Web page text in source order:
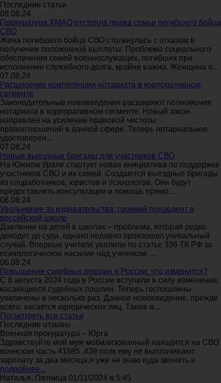
Последние статьи
08.08.24
Прокуратура ХМАО отстояла права семьи погибшего бойца
СВО
Жена погибшего бойца СВО столкнулась с отказом в
получении положенной выплаты. Проблема социального
обеспечения семей военнослужащих, погибших при
исполнении служебного долга, крайне важна. Женщина о...
07.08.24
Расширение компетенции нотариата в корпоративном
сегменте
Законодательные нововведения расширяют полномочия
нотариата в корпоративном сегменте. Новый закон
направлен на усиление правовой чистоты
правоотношений в данной сфере. Теперь нотариальное
удостоверен...
07.08.24
Новые выездные бригады для участников СВО
На Южном Урале стартует новая инициатива по поддержке
участников СВО и их семей. Создаются выездные бригады
из соцработников, юристов и психологов. Они будут
предоставлять консультации и помощь прямо...
06.08.24
Увольнение за издевательства: громкий прецедент в
российской школе
Давление на детей в школах – проблема, которая редко
доходит до суда, однако недавно произошел уникальный
случай. Впервые учителя уволили по статье 336 ТК РФ за
психологическое насилие над учеником. ...
06.08.24
Повышение судебных пошлин в России: что изменится?
С 8 августа 2024 года в России вступили в силу изменения,
касающиеся судебных пошлин. Теперь госпошлины
увеличены в несколько раз. Данное нововведение, прежде
всего, касается юридических лиц. Также в...
Посмотреть все статьи
Последние отзывы
Военная прокуратура – Юрга
Здравствуйте мой муж мобилизованный находится на СВО
воинская часть 41885 ,439 полк ему не выплачивают
зарплату за два месяца,я уже не знаю куда звонить и
подробнее...
Наталья, Пятница 01/11/2024 в 5:45